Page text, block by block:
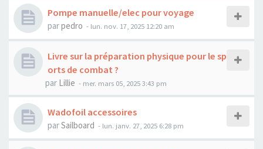
Pompe manuelle/elec pour voyage
parpedro - lun. nov. 17, 2025 12:20 am
Livre sur la préparation physique pour le sp
orts de combat ?
par Lillie - mer. mars 05, 2025 3:43 pm
Wadofoil accessoires
parSailboard - lun. janv. 27, 2025 6:28 pm